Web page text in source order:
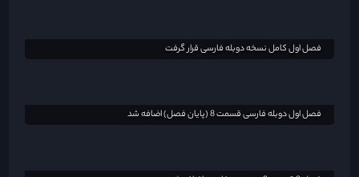
فصل 3 قسمت 5 دوبله فارسی اضافه شد
فصل 3 قسمت 1 زیرنویس فارسی اضافه شد